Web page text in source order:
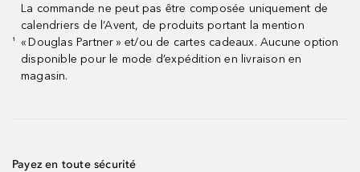
¹
La commande ne peut pas être composée uniquement de
calendriers de l’Avent, de produits portant la mention
« Douglas Partner » et/ou de cartes cadeaux. Aucune option
disponible pour le mode d’expédition en livraison en
magasin.
Payez en toute sécurité